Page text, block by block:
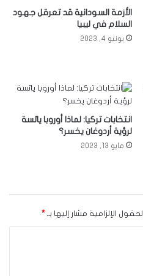
الأزمة السودانية قد تعرقل جهود
السلام في ليبيا
يونيو 4, 2023
انتخابات تركيا: لماذا أوروبا يائسة
لرؤية أردوغان يخسر؟
مايو 13, 2023
الحقول الإلزامية مشار إليها بـ *